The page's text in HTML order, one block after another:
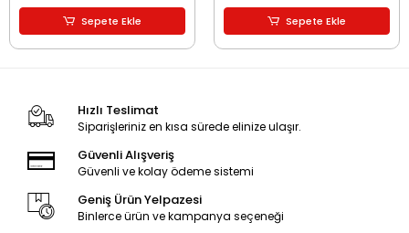
Sepete Ekle Sepete Ekle
Hızlı Teslimat
Siparişleriniz en kısa sürede elinize ulaşır.
Güvenli Alışveriş
Güvenli ve kolay ödeme sistemi
Geniş Ürün Yelpazesi
Binlerce ürün ve kampanya seçeneği